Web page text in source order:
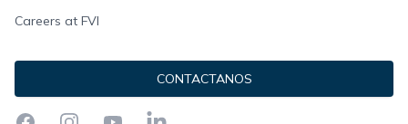
Careers at FVI
CONTACTANOS